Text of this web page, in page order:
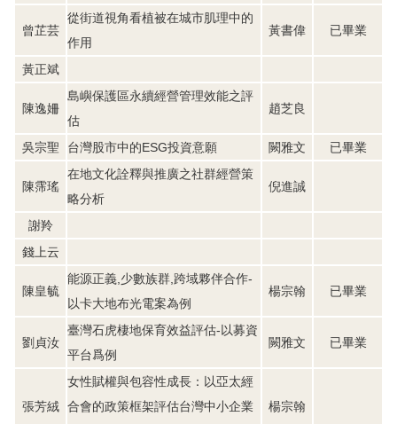
曾芷芸
從街道視角看植被在城市肌理中的
作用
黃書偉 已畢業
黃正斌
陳逸姍
島嶼保護區永續經營管理效能之評
估
趙芝良
吳宗聖 台灣股市中的ESG投資意願 闕雅文 已畢業
陳霈瑤
在地文化詮釋與推廣之社群經營策
略分析
倪進誠
謝羚
錢上云
陳皇毓
能源正義,少數族群,跨域夥伴合作-
以卡大地布光電案為例
楊宗翰 已畢業
劉貞汝
臺灣石虎棲地保育效益評估-以募資
平台爲例
闕雅文 已畢業
張芳絨
女性賦權與包容性成長：以亞太經
合會的政策框架評估台灣中小企業
楊宗翰